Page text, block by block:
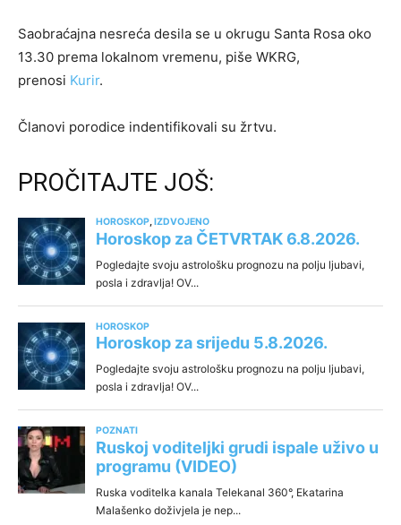
Saobraćajna nesreća desila se u okrugu Santa Rosa oko
13.30 prema lokalnom vremenu, piše WKRG,
prenosi Kurir.
Članovi porodice indentifikovali su žrtvu.
PROČITAJTE JOŠ: